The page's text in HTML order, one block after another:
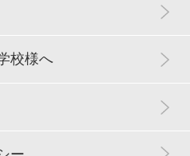
校様へ